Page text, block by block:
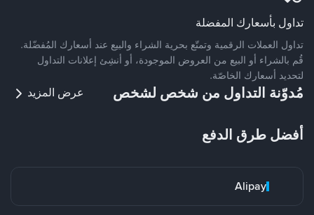
تداول بأسعارك المفضلة
تداول العملات الرقمية وتمتّع بحرية الشراء والبيع عند أسعارك المُفضّلة.
قُم بالشراء أو البيع من العروض الموجودة، أو أنشِئ إعلانات التداول
لتحديد أسعارك الخاصّة.
مُدوّنة التداول من شخص لشخص عرض المزيد
أفضل طرق الدفع
Alipay